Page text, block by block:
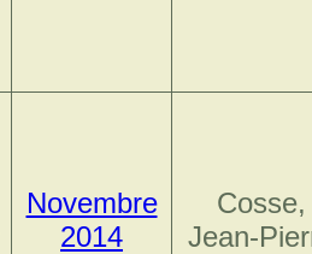
Novembre
2014
Cosse,
Jean-